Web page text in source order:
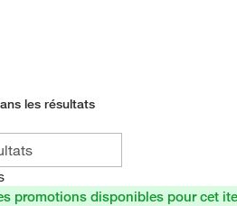
les résultats
promotions disponibles pour cet